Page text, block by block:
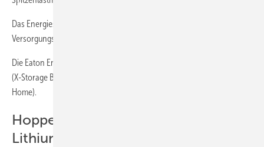
Das Energiespeichersystem X-Storage Buildings bietet
Versorgungssicherheit, selbst bei Netzausfall.
Die Eaton Energiespeichersysteme sind sowohl für Gewerbekunden
(X-Storage Buildings) als auch für Wohngebäude verfügbar (X-Storage
Home).
Hoppecke kombiniert Blei und
Lithium